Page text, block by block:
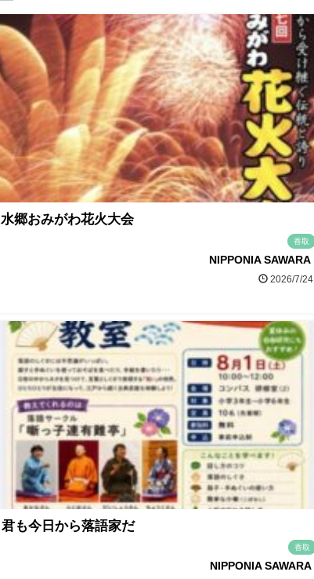
水郷おみがわ花火大会
香取
NIPPONIA SAWARA
2026/7/24
君も今日から落語家だ
香取
NIPPONIA SAWARA